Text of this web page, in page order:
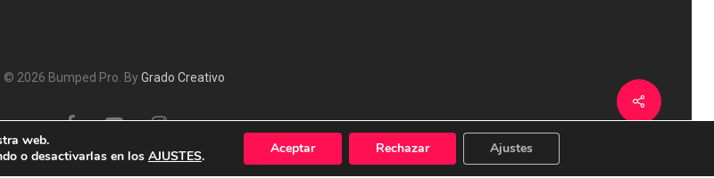
© 2026 Bumped Pro. By Grado Creativo
facebookyoutubeinstagram
web.
o desactivarlas en los AJUSTES. Aceptar Rechazar Ajustes